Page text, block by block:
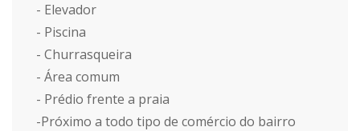
- Elevador
- Piscina
- Churrasqueira
- Área comum
- Prédio frente a praia
-Próximo a todo tipo de comércio do bairro